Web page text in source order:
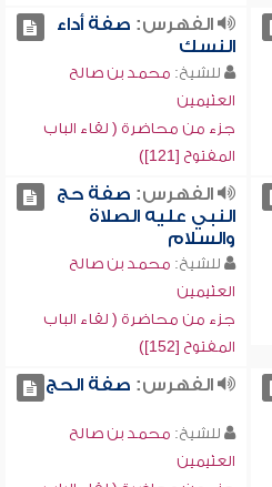
الفهرس: صفة أداء
النسك
للشيخ: محمد بن صالح
العثيمين
جزء من محاضرة ( لقاء الباب
المفتوح [121])
الفهرس: صفة حج
النبي عليه الصلاة
والسلام
للشيخ: محمد بن صالح
العثيمين
جزء من محاضرة ( لقاء الباب
المفتوح [152])
الفهرس: صفة الحج
للشيخ: محمد بن صالح
العثيمين